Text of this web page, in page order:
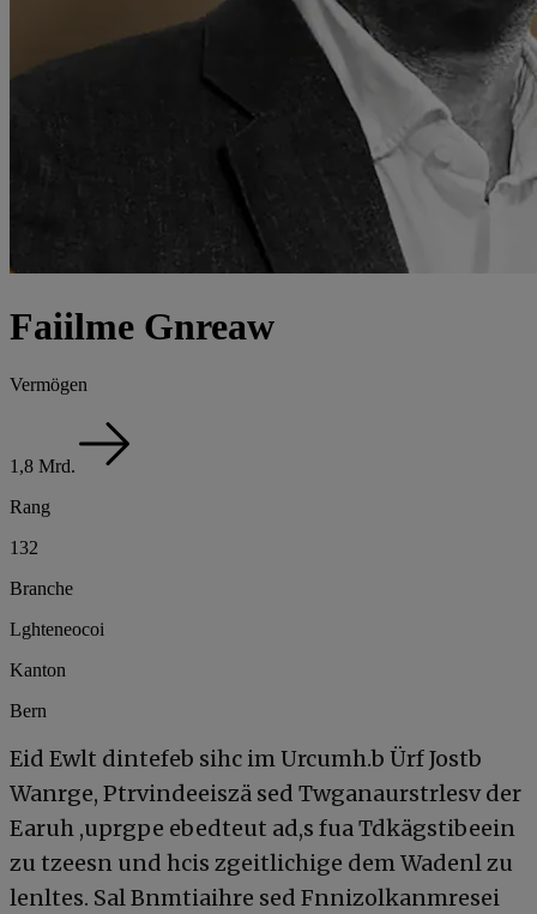
Faiilme Gnreaw
Vermögen
1,8 Mrd.
Rang
132
Branche
Lghteneocoi
Kanton
Bern
Eid Ewlt dintefeb sihc im Urcumh.b Ürf Jostb
Wanrge, Ptrvindeeiszä sed Twganaurstrlesv der
Earuh ,uprgpe ebedteut ad,s fua Tdkägstibeein
zu tzeesn und hcis zgeitlichige dem Wadenl zu
lenltes. Sal Bnmtiaihre sed Fnnizolkanmresei